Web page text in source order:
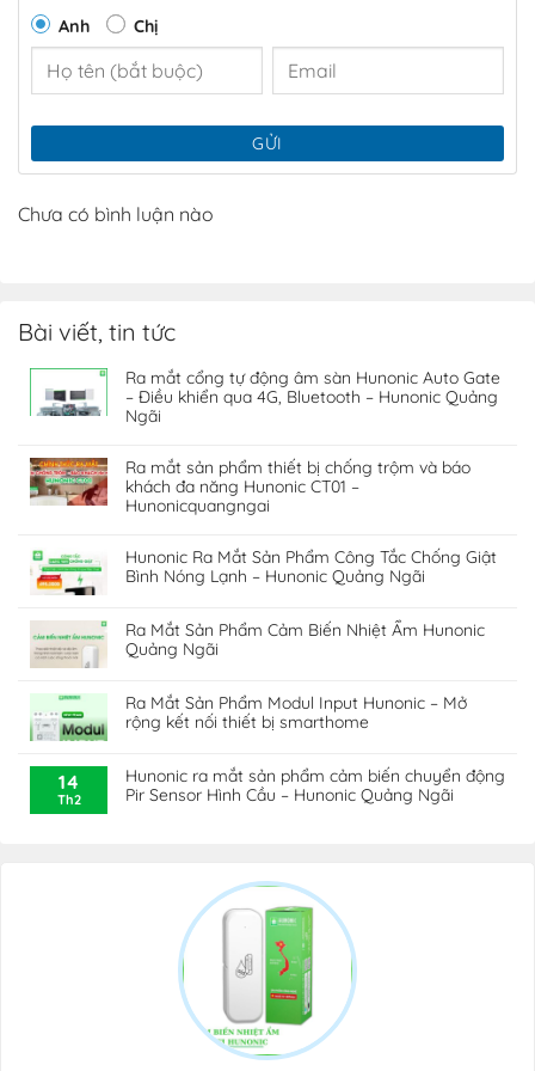
này rất đa dạng và có thể được tìm thấy trong nhiều lĩnh
vực khác nhau. Cảm biến nhiệt độ độ ẩm thường được sử
dụng trong hệ thống nhà thông minh để giữ cho môi
soát hệ thống điều hòa nhiệt độ và quạt, đảm bảo rằng
nhiệt độ và độ ẩm đều trong khoảng lý tưởng.
hoà và quạt sẽ được điều chỉnh phù hợp để môi trường
không khí trở nên lý tưởng, giúp đảm bảo an toàn cho
Ngoài ra,trong các hệ thống quản lý năng lượng, cảm
biến nhiệt độ độ ẩm giúp kiểm soát và tối ưu hóa hệ
thống làm mát và sưởi, giúp giảm tiêu thụ năng lượng.
Trong quá trình chế biến và sản xuất, cảm biến nhiệt độ
độ ẩm giúp kiểm soát điều kiện môi trường để đảm bảo
chất lượng và an toàn của sản phẩm.
Anh Chị
GỬI
Chưa có bình luận nào
Bài viết, tin tức
Ra mắt cổng tự động âm sàn Hunonic Auto Gate
– Điều khiển qua 4G, Bluetooth – Hunonic Quảng
Ngãi
Ra mắt sản phẩm thiết bị chống trộm và báo
khách đa năng Hunonic CT01 –
Hunonicquangngai
Hunonic Ra Mắt Sản Phẩm Công Tắc Chống Giật
Bình Nóng Lạnh – Hunonic Quảng Ngãi
Ra Mắt Sản Phẩm Cảm Biến Nhiệt Ẩm Hunonic
Quảng Ngãi
Ra Mắt Sản Phẩm Modul Input Hunonic – Mở
rộng kết nối thiết bị smarthome
14
Th2
Hunonic ra mắt sản phẩm cảm biến chuyển động
Pir Sensor Hình Cầu – Hunonic Quảng Ngãi